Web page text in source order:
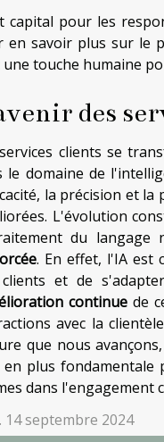
capital pour les
en savoir plus sur le
une touche humaine
des
clients se
le domaine de
la précision et
L'évolution
du langage
. En effet, l'IA est
et de
continue de
avec la
que nous
en plus fondamentale
dans l'engagement
14 septembre 2024